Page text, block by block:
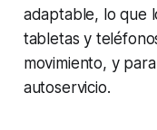
adaptable, lo que
tabletas y
movimiento, y
autoservicio.